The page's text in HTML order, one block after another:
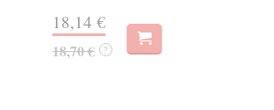
18,14 €
18,70 € ?